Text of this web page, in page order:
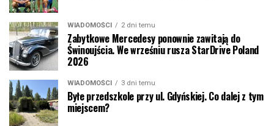
WIADOMOŚCI 2 dni temu
Zabytkowe Mercedesy ponownie zawitają do
Świnoujścia. We wrześniu rusza StarDrive Poland
2026
WIADOMOŚCI 3 dni temu
Byłe przedszkole przy ul. Gdyńskiej. Co dalej z tym
miejscem?